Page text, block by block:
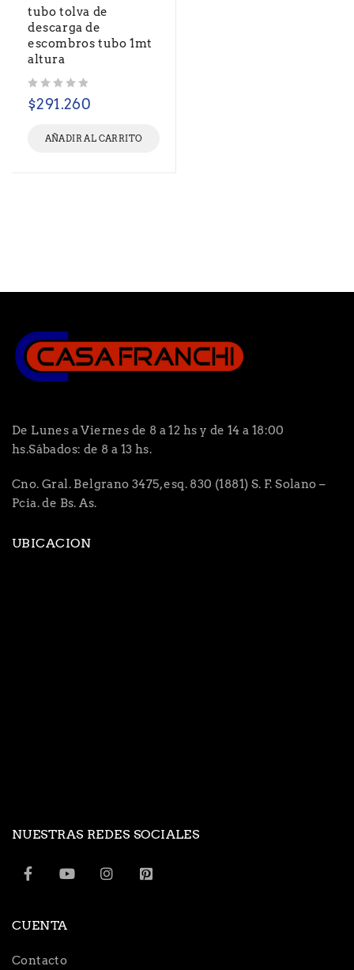
tubo tolva de
descarga de
escombros tubo 1mt
altura
$291.260
AÑADIR AL CARRITO
De Lunes a Viernes de 8 a 12 hs y de 14 a 18:00
hs.Sábados: de 8 a 13 hs.
Cno. Gral. Belgrano 3475, esq. 830 (1881) S. F. Solano –
Pcia. de Bs. As.
UBICACION
NUESTRAS REDES SOCIALES
CUENTA
Contacto